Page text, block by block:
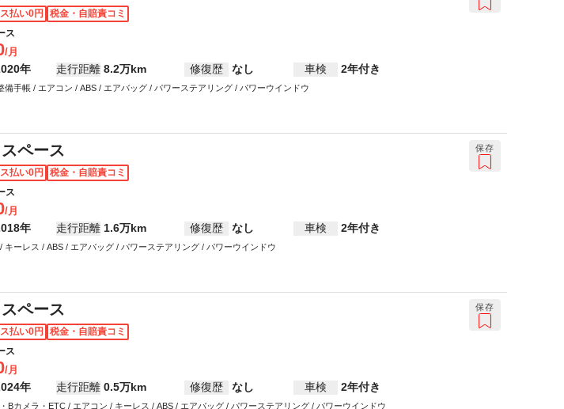
払い0円
税金・自賠責コミ
ス
年 走行距離 8.2万km 修復歴 なし 車検 2年付き
備手帳 / エアコン / ABS / エアバッグ / パワーステアリング / パワーウインドウ
ペース
払い0円
税金・自賠責コミ
ス
年 走行距離 1.6万km 修復歴 なし 車検 2年付き
キーレス / ABS / エアバッグ / パワーステアリング / パワーウインドウ
保存
ペース
払い0円
税金・自賠責コミ
ス
年 走行距離 0.5万km 修復歴 なし 車検 2年付き
Bカメラ・ETC / エアコン / キーレス / ABS / エアバッグ / パワーステアリング / パワーウインドウ
保存